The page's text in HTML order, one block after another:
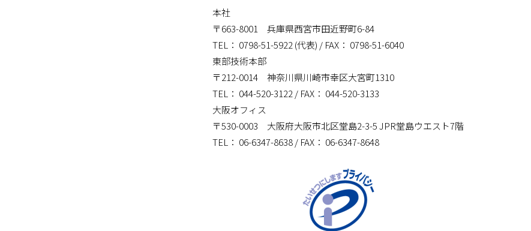
本社
〒663-8001 兵庫県西宮市田近野町6-84
TEL： 0798-51-5922 (代表) / FAX： 0798-51-6040
東部技術本部
〒212-0014 神奈川県川崎市幸区大宮町1310
TEL： 044-520-3122 / FAX： 044-520-3133
大阪オフィス
〒530-0003 大阪府大阪市北区堂島2-3-5 JPR堂島ウエスト7階
TEL： 06-6347-8638/ FAX： 06-6347-8648